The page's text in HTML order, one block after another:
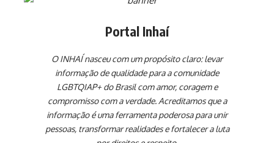
Portal Inhaí
O INHAÍ nasceu com um propósito claro: levar
informação de qualidade para a comunidade
LGBTQIAP+ do Brasil com amor, coragem e
compromisso com a verdade. Acreditamos que a
informação é uma ferramenta poderosa para unir
pessoas, transformar realidades e fortalecer a luta